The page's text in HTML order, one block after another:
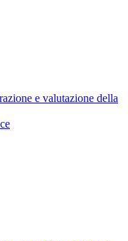
e valutazione della